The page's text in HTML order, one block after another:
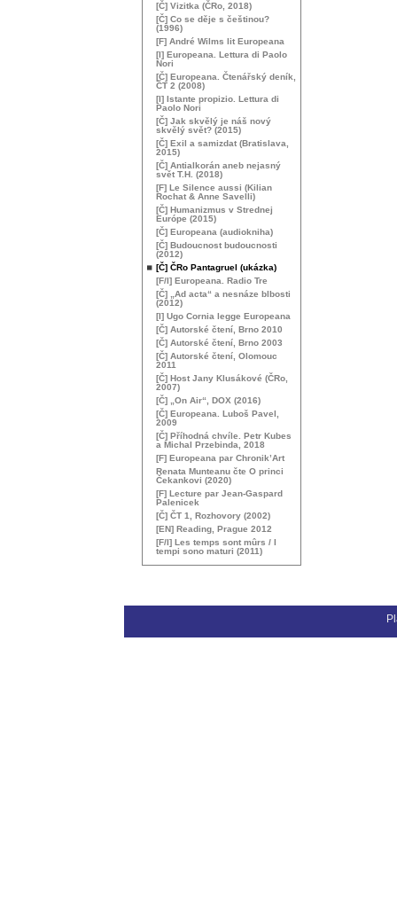
[Č] Vizitka (ČRo, 2018)
[Č] Co se děje s češtinou?
(1996)
[F] André Wilms lit Europeana
[I] Europeana. Lettura di Paolo
Nori
[Č] Europeana. Čtenářský deník,
ČT 2 (2008)
[I] Istante propizio. Lettura di
Paolo Nori
[Č] Jak skvělý je náš nový
skvělý svět? (2015)
[Č] Exil a samizdat (Bratislava,
2015)
[Č] Antialkorán aneb nejasný
svět T.H. (2018)
[F] Le Silence aussi (Kilian
Rochat & Anne Savelli)
[Č] Humanizmus v Strednej
Európe (2015)
[Č] Europeana (audiokniha)
[Č] Budoucnost budoucnosti
(2012)
[Č] ČRo Pantagruel (ukázka)
[F/I] Europeana. Radio Tre
[Č] „Ad acta“ a nesnáze blbosti
(2012)
[I] Ugo Cornia legge Europeana
[Č] Autorské čtení, Brno 2010
[Č] Autorské čtení, Brno 2003
[Č] Autorské čtení, Olomouc
2011
[Č] Host Jany Klusákové (ČRo,
2007)
[Č] „On Air“, DOX (2016)
[Č] Europeana. Luboš Pavel,
2009
[Č] Příhodná chvíle. Petr Kubes
a Michal Przebinda, 2018
[F] Europeana par Chronik’Art
Renata Munteanu čte O princi
Čekankovi (2020)
[F] Lecture par Jean-Gaspard
Palenicek
[Č] ČT 1, Rozhovory (2002)
[EN] Reading, Prague 2012
[F/I] Les temps sont mûrs / I
tempi sono maturi (2011)